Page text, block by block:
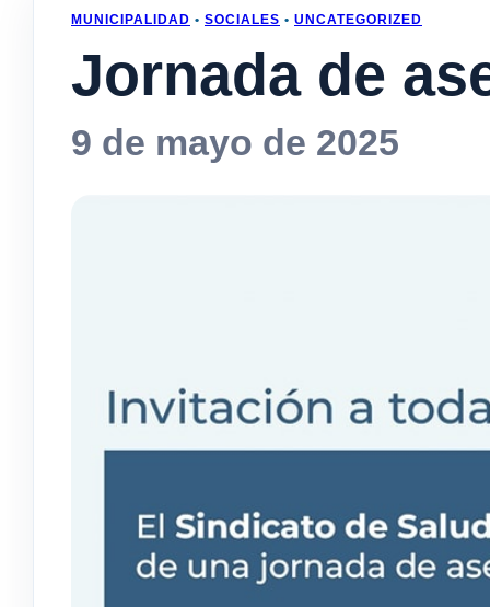
MUNICIPALIDAD • SOCIALES • UNCATEGORIZED
Jornada de
9 de mayo de 2025